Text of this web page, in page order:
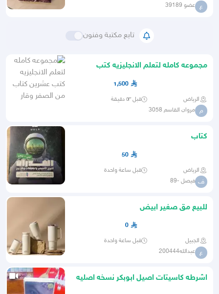
ع عضو 39189
تابع مكتبة وفنون
مجموعه كامله لتعلم الانجليزيه كتب
عشرين كتاب من الصفر وقار
1,500
الرياض قبل ٥٣ دقيقة
م مروان القاسم 3058
كتاب
50
الرياض قبل ساعة واحدة
ف فيصل -89
للبيع مق صغير ابيض
0
الجبيل قبل ساعة واحدة
ع عبدالله200444
اشرطه كاسيتات اصيل ابوبكر نسخه اصليه